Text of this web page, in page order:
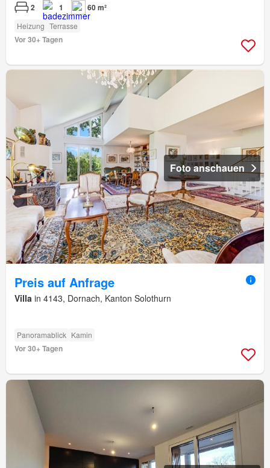
2 1 60 m²
Heizung Terrasse
Vor 30+ Tagen
Foto anschauen
Preis auf Anfrage
Villa in 4143, Dornach, Kanton Solothurn
Panoramablick Kamin
Vor 30+ Tagen